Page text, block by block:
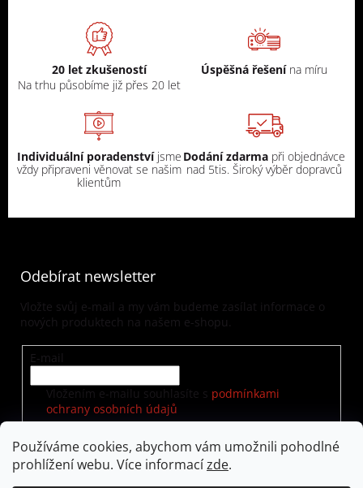
Používáme cookies, abychom vám umožnili pohodlné
prohlížení webu. Více informacízde.
20 let zkušeností
Na trhu působíme již přes 20 let
Úspěšná řešení na míru
Individuální poradenstvíjsme
vždy připraveni věnovat se našim
klientům
Dodání zdarma při objednávce
nad 5tis. Široký výběr dopravců
Odebírat newsletter
Vložte svůj e-mail a my vám budeme zasílat informace o
nových produktech na našem e-shopu.
E-mail
Vložením e-mailu souhlasíte s podmínkami
ochrany osobních údajů
PŘIHLÁSIT SE